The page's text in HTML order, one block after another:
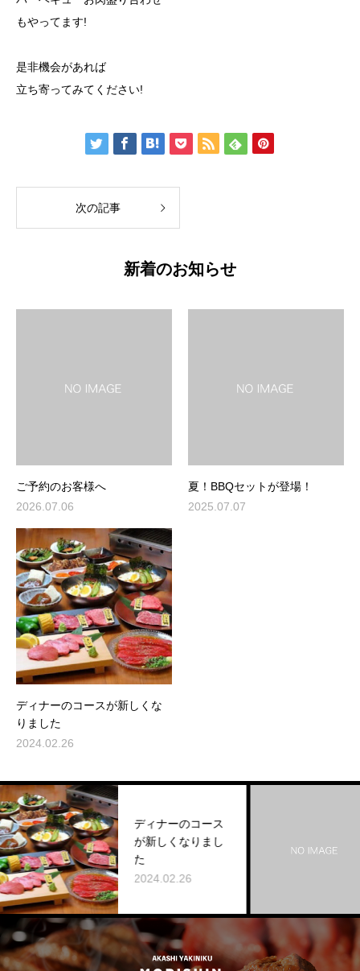
もやってます!
是非機会があれば
立ち寄ってみてください!
次の記事
新着のお知らせ
ご予約のお客様へ
2026.07.06
夏！BBQセットが登場！
2025.07.07
ディナーのコースが新しくな
りました
2024.02.26
ディナーのコース
が新しくなりまし
た
2024.02.26